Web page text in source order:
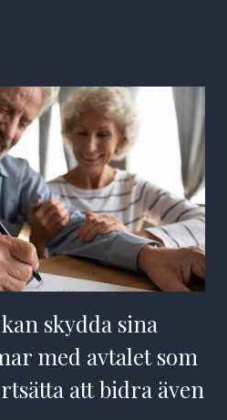
skydda sina
med avtalet som
att bidra även